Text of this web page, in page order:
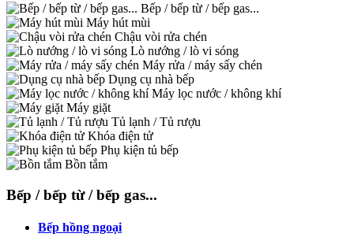
Bếp / bếp từ / bếp gas...
Máy hút mùi
Chậu vòi rửa chén
Lò nướng / lò vi sóng
Máy rửa / máy sấy chén
Dụng cụ nhà bếp
Máy lọc nước / không khí
Máy giặt
Tủ lạnh / Tủ rượu
Khóa điện tử
Phụ kiện tủ bếp
Bồn tắm
Bếp / bếp từ / bếp gas...
Bếp hồng ngoại